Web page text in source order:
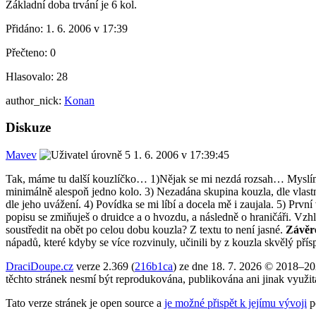
Základní doba trvání je 6 kol.
Přidáno: 1. 6. 2006 v 17:39
Přečteno: 0
Hlasovalo: 28
author_nick: Konan
Diskuze
Mavev
1. 6. 2006 v 17:39:45
Tak, máme tu další kouzlíčko… 1)Nějak se mi nezdá rozsah…
minimálně alespoň jedno kolo. 3) Nezadána skupina kouzla, dle
dle jeho uvážení. 4) Povídka se mi líbí a docela mě i zaujala. 5)
popisu se zmiňuješ o druidce a o hvozdu, a následně o hraničáři.
soustředit na obět po celou dobu kouzla? Z textu to není jasné.
nápadů, které kdyby se více rozvinuly, učinili by z kouzla skvělý
DraciDoupe.cz verze 2.369 (216b1ca) ze dne 18. 7. 2026 ©
těchto stránek nesmí být reprodukována, publikována ani jinak
Tato verze stránek je open source a je možné přispět k jejímu vývoji